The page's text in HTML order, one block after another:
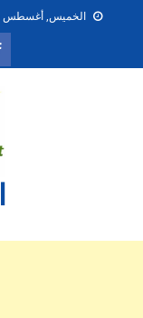
الخميس, أغسطس 06, 2026